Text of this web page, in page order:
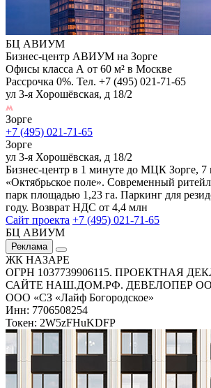
БЦ АВИУМ
Бизнес-центр АВИУМ на Зорге
Офисы класса А от 60 м² в Москве
Рассрочка 0%. Тел. +7 (495) 021-71-65
ул 3-я Хорошёвская, д 18/2
Зорге
+7 (495) 021-71-65
Зорге
ул 3-я Хорошёвская, д 18/2
Бизнес-центр в 1 минуте до МЦК Зорге, 7
«Октябрьское поле». Современный
парк площадью 1,23 га. Паркинг для
году. Возврат НДС от 4,4 млн
Сайт проекта +7 (495) 021-71-65
БЦ АВИУМ
Реклама
ЖК НАЗАРЕ
ОГРН 1037739906115. ПРОЕКТНАЯ
САЙТЕ НАШ.ДОМ.РФ. ДЕВЕЛОПЕР
ООО «СЗ «Лайф Богородское»
Инн: 7706508254
Токен: 2W5zFHuKDFP